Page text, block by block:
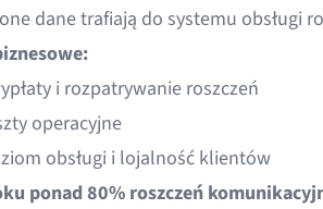
dane trafiają do systemu obsługi
i rozpatrywanie roszczeń
operacyjne
obsługi i lojalność klientów
ponad 80% roszczeń